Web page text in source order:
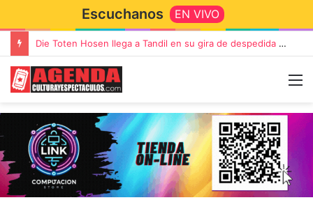
Escuchanos EN VIVO
“TIRRIA” llega a Tandil con un elenco de lujo encabezado por Capusotto, Spregelburd y Stefani